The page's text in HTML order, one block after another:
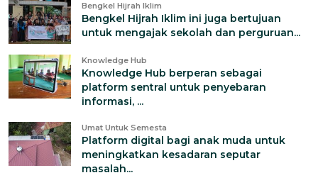
Bengkel Hijrah Iklim
Bengkel Hijrah Iklim ini juga bertujuan
untuk mengajak sekolah dan perguruan...
Knowledge Hub
Knowledge Hub berperan sebagai
platform sentral untuk penyebaran
informasi, ...
Umat Untuk Semesta
Platform digital bagi anak muda untuk
meningkatkan kesadaran seputar
masalah...